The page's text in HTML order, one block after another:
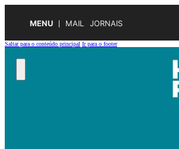
MENU MAIL JORNAIS
Saltar para o conteúdo principal Ir para o footer